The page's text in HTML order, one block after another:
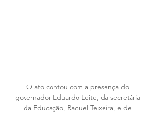
O ato contou com a presença do
governador Eduardo Leite, da secretária
da Educação, Raquel Teixeira, e de